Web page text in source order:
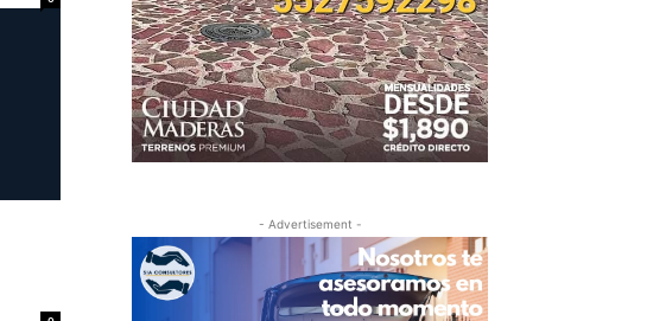
- Advertisement -